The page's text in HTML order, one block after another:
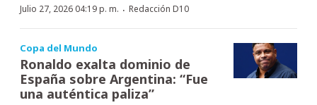
Julio 27, 2026 04:19 p. m. · Redacción D10
Copa del Mundo
Ronaldo exalta dominio de
España sobre Argentina: “Fue
una auténtica paliza”